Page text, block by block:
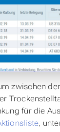
zwischen
für die
,